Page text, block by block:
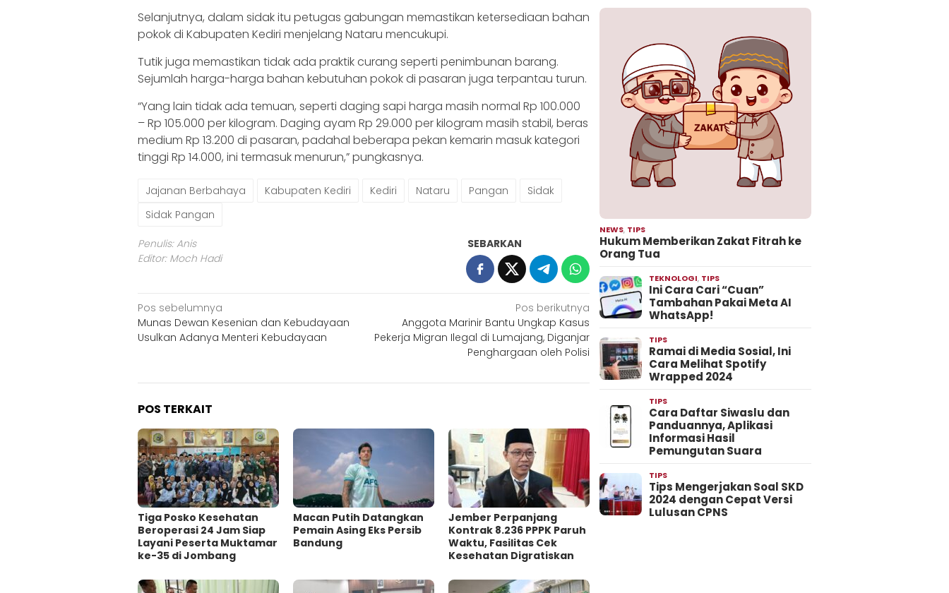
Selanjutnya, dalam sidak itu petugas gabungan memastikan ketersediaan bahan
pokok di Kabupaten Kediri menjelang Nataru mencukupi.
Tutik juga memastikan tidak ada praktik curang seperti penimbunan barang.
Sejumlah harga-harga bahan kebutuhan pokok di pasaran juga terpantau turun.
“Yang lain tidak ada temuan, seperti daging sapi harga masih normal Rp 100.000
– Rp 105.000 per kilogram. Daging ayam Rp 29.000 per kilogram masih stabil, beras
medium Rp 13.200 di pasaran, padahal beberapa pekan kemarin masuk kategori
tinggi Rp 14.000, ini termasuk menurun,” pungkasnya.
Jajanan Berbahaya Kabupaten Kediri Kediri Nataru Pangan
Sidak
Sidak Pangan
Penulis: Anis
Editor: Moch Hadi
SEBARKAN
Navigasi
pos
Pos sebelumnya
Munas Dewan Kesenian dan Kebudayaan
Usulkan Adanya Menteri Kebudayaan
Pos berikutnya
Anggota Marinir Bantu Ungkap Kasus
Pekerja Migran Ilegal di Lumajang, Diganjar
Penghargaan oleh Polisi
POS TERKAIT
Tiga Posko Kesehatan
Beroperasi 24 Jam Siap
Layani Peserta Muktamar
ke-35 di Jombang
Macan Putih Datangkan
Pemain Asing Eks Persib
Bandung
Jember Perpanjang
Kontrak 8.236 PPPK Paruh
Waktu, Fasilitas Cek
Kesehatan Digratiskan
NEWS, TIPS
Hukum Memberikan Zakat Fitrah ke
Orang Tua
TEKNOLOGI, TIPS
Ini Cara Cari “Cuan”
Tambahan Pakai Meta AI
WhatsApp!
TIPS
Ramai di Media Sosial, Ini
Cara Melihat Spotify
Wrapped 2024
TIPS
Cara Daftar Siwaslu dan
Panduannya, Aplikasi
Informasi Hasil
Pemungutan Suara
TIPS
Tips Mengerjakan Soal SKD
2024 dengan Cepat Versi
Lulusan CPNS